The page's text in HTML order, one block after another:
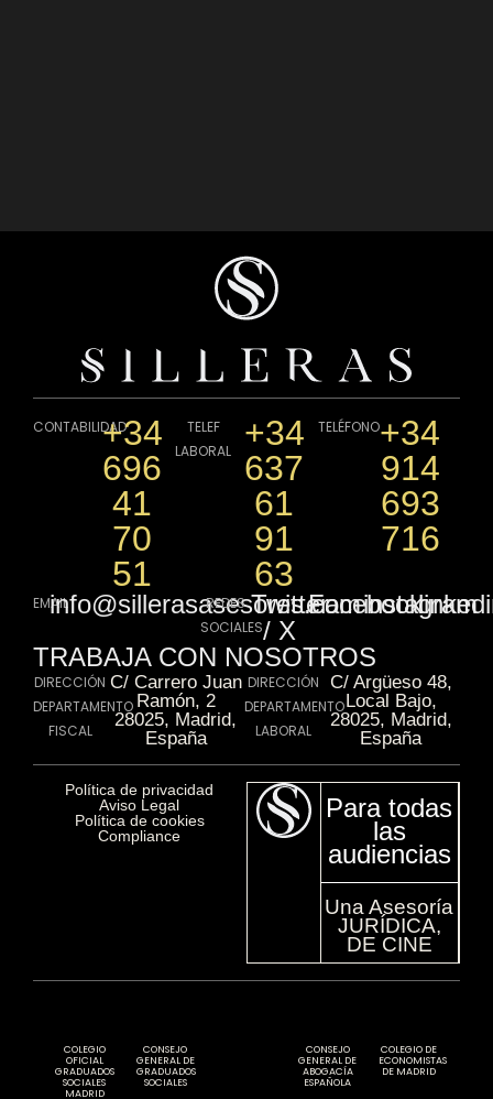
CONTABILIDAD+34
696
41
70
51
TELEF
LABORAL
+34
637
61
91
63
TELÉFONO+34
914
693
716
EMAILinfo@sillerasasesores.com
REDES
SOCIALES
Twitter
/ X
Facebookinstagram
TRABAJA CON NOSOTROS
DIRECCIÓN
DEPARTAMENTO
FISCAL
C/ Carrero Juan
Ramón, 2
28025, Madrid,
España
DIRECCIÓN
DEPARTAMENTO
LABORAL
C/ Argüeso 48,
Local Bajo,
28025, Madrid,
España
Política de privacidad​
Aviso Legal​
Política de cookies​
Compliance​
Para todas
las
audiencias
Una Asesoría
JURÍDICA,
DE CINE
COLEGIO
OFICIAL
GRADUADOS
SOCIALES
MADRID
CONSEJO
GENERAL DE
GRADUADOS
SOCIALES
CONSEJO
GENERAL DE
ABOGACÍA
ESPAÑOLA
COLEGIO DE
ECONOMISTAS
DE MADRID